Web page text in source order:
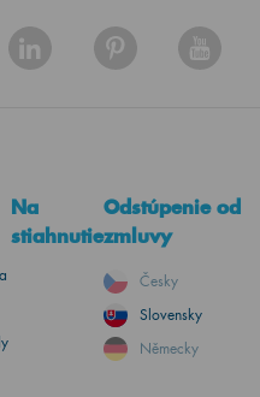
Na
stiahnutie
Odstúpenie od
zmluvy
Česky
Slovensky
Německy